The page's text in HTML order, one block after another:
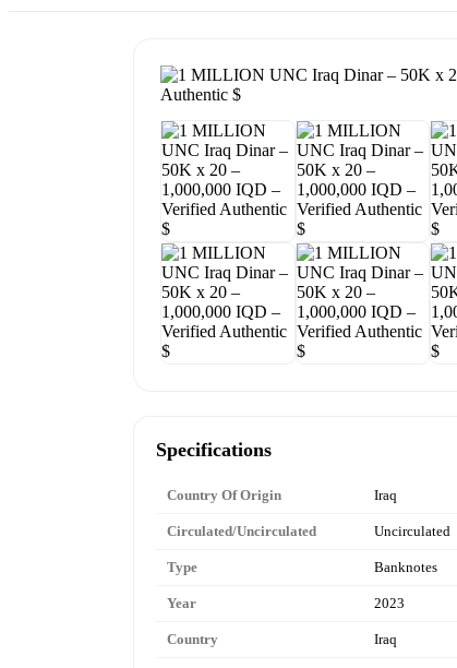
Specifications
Country Of Origin Iraq
Circulated/Uncirculated Uncirculated
Type Banknotes
Year 2023
Country Iraq